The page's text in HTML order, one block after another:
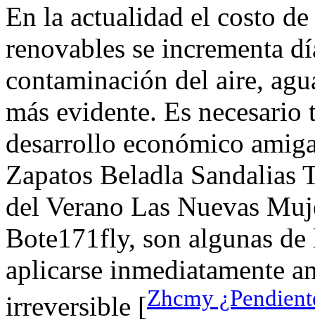
En la actualidad el costo
renovables se incrementa
contaminación del aire,
más evidente. Es
desarrollo económico
Zapatos Beladla Sandalias
del Verano Las Nuevas
Bote171fly, son algunas
aplicarse inmediatamente
irreversible [Zhcmy